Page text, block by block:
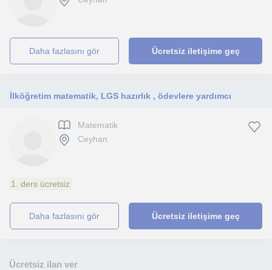
daha fazlasını gör Ücretsiz iletişime geç
İlköğretim matematik, LGS hazırlık , ödevlere yardımcı
Matematik
Ceyhan
1. ders ücretsiz
daha fazlasını gör Ücretsiz iletişime geç
Ücretsiz ilan ver